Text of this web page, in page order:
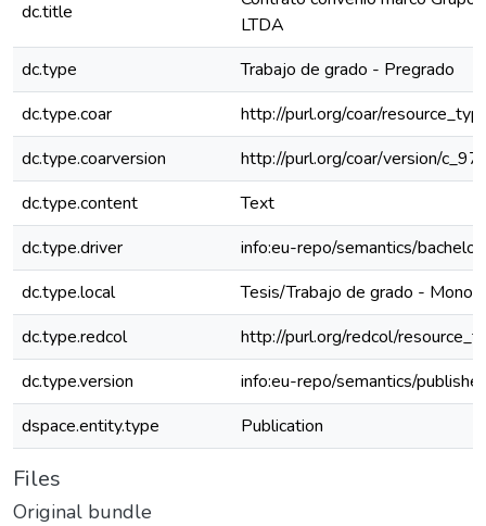
dc.title
LTDA
dc.type
Trabajo de grado - Pregrado
dc.type.coar
http://purl.org/coar/
dc.type.coarversion
http://purl.org/coar/version/
dc.type.content
Text
dc.type.driver
info:eu-repo/semantics/
dc.type.local
Tesis/Trabajo de grado -
dc.type.redcol
http://purl.org/redcol/
dc.type.version
info:eu-repo/semantics/
dspace.entity.type
Publication
Files
Original bundle